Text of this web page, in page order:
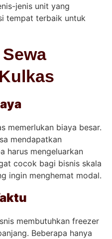
jenis unit yang
tempat terbaik untuk
memerlukan biaya besar.
mendapatkan
harus mengeluarkan
cocok bagi bisnis skala
ingin menghemat modal.
membutuhkan freezer
Beberapa hanya